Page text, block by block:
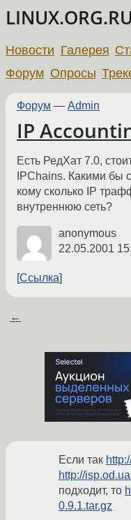
LINUX.ORG.RU
Новости Галерея
Форум Опросы
Форум — Admin
IP
Есть РедХат 7.0,
IPChains. Какими бы
кому сколько IP
внутреннюю сеть?
anonymous
22.05.2001
Ссылка
←
Если так
http://
подходит, то
0.9.1.tar.gz